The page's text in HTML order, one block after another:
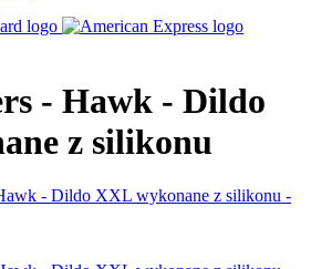
- Hawk - Dildo
z silikonu